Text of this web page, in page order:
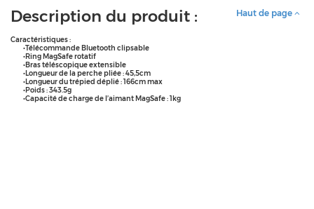
Haut de page
Description du produit :
Caractéristiques :
•Télécommande Bluetooth clipsable
•Ring MagSafe rotatif
•Bras téléscopique extensible
•Longueur de la perche pliée : 45,5cm
•Longueur du trépied déplié : 166cm max
•Poids : 343.5g
•Capacité de charge de l’aimant MagSafe : 1kg